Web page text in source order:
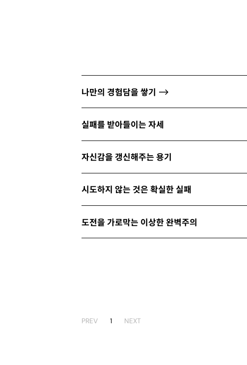
나만의 경험담을 쌓기
실패를 받아들이는 자세
자신감을 갱신해주는 용기
시도하지 않는 것은 확실한 실패
도전을 가로막는 이상한 완벽주의
PREV 1 NEXT